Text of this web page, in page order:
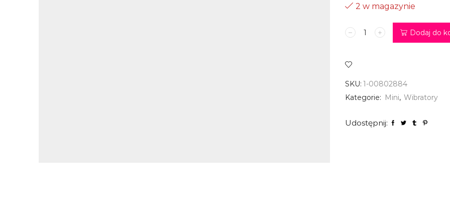
2 w magazynie
ilość
Wibrator
5
funkcji
-
TRAVEL
Dodaj do
SKU: 1-00802884
Kategorie: Mini, Wibratory
Udostępnij: